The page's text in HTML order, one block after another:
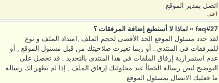
اتصل بمدير الموقع
أعلى
faq#27 » لماذا لا أستطيع إضافة المرفقات ؟
لقد حدد مسئول الموقع الحد الأقصى لحجم الملف ,امتداد الملف و نوع
للمرفقات في المنتدى . أو ربما تغيرت صلاحيتك من قبل مسئول الموقع , أو
عدم استمرارية إرفاق الملفات في هذا المنتدى بالتحديد . قد تحصل على
التوضيح لنص رسالة الخطأ عند محاولتك إرفاق الملف , إذا لم تظهر لك رسالة
ما فعليك الاتصال بمسئول الموقع